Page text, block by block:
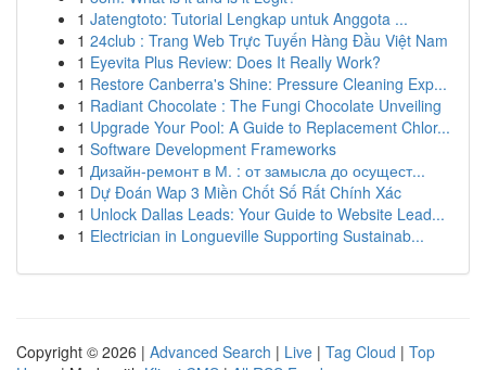
1 Jatengtoto: Tutorial Lengkap untuk Anggota ...
1 24club : Trang Web Trực Tuyến Hàng Đầu Việt Nam
1 Eyevita Plus Review: Does It Really Work?
1 Restore Canberra's Shine: Pressure Cleaning Exp...
1 Radiant Chocolate : The Fungi Chocolate Unveiling
1 Upgrade Your Pool: A Guide to Replacement Chlor...
1 Software Development Frameworks
1 Дизайн-ремонт в М. : от замысла до осущест...
1 Dự Đoán Wap 3 Miền Chốt Số Rất Chính Xác
1 Unlock Dallas Leads: Your Guide to Website Lead...
1 Electrician in Longueville Supporting Sustainab...
Copyright © 2026 | Advanced Search | Live | Tag Cloud | Top